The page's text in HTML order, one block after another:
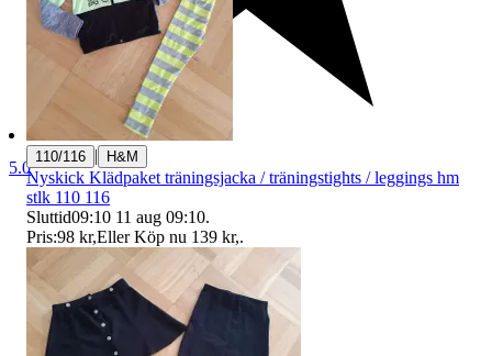
5.0
110/116 | H&M
Nyskick Klädpaket träningsjacka / träningstights / leggings hm
stlk 110 116
Sluttid09:10 11 aug 09:10.
Pris:98 kr,Eller Köp nu 139 kr,.